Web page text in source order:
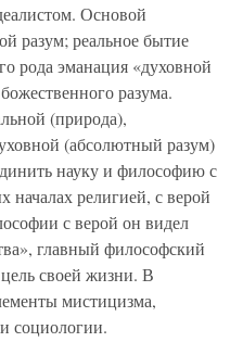
Основой
разум; реальное бытие
рода эманация «духовной
разума.
(природа),
(абсолютный разум)
науку и философию с
началах религией, с верой
с верой он видел
главный философский
своей жизни. В
мистицизма,
социологии.